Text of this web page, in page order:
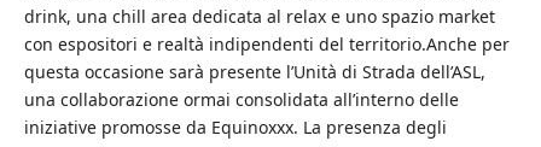
drink, una chill area dedicata al relax e uno spazio market
con espositori e realtà indipendenti del territorio.Anche per
questa occasione sarà presente l’Unità di Strada dell’ASL,
una collaborazione ormai consolidata all’interno delle
iniziative promosse da Equinoxxx. La presenza degli